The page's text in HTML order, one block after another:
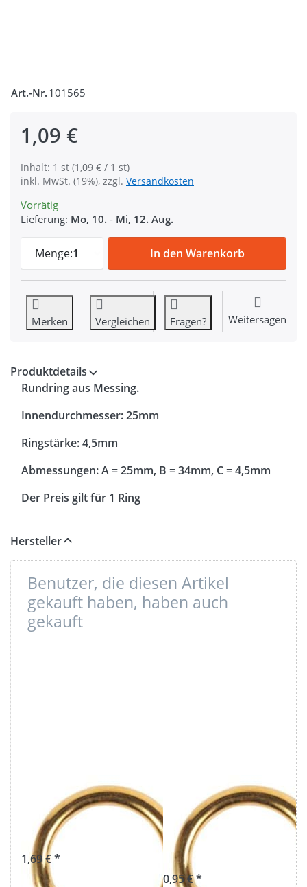
Art.-Nr. 101565
1,09 €
Inhalt: 1 st (1,09 € / 1 st)
inkl. MwSt. (19%), zzgl. Versandkosten
Vorrätig
Lieferung: Mo, 10. - Mi, 12. Aug.
Menge:1
25mm Rundring (Innenmaß) aus 4,5mm
In den Warenkorb
Merken Vergleichen Fragen? Weitersagen
Produktdetails
Rundring aus Messing.
Innendurchmesser: 25mm
Ringstärke: 4,5mm
Abmessungen: A = 25mm, B = 34mm, C = 4,5mm
Der Preis gilt für 1 Ring
Hersteller
Benutzer, die diesen Artikel
gekauft haben, haben auch
gekauft
33mm Rundring
(Innenmaß) aus
Messing
1,69 € *
20mm Rundring
(Innenmaß) aus
Messing - 4mm
stark - 1 Stück
0,95 € *